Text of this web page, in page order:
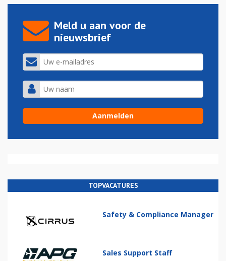
Meld u aan voor de
nieuwsbrief
TOPVACATURES
Safety & Compliance Manager
Sales Support Staff